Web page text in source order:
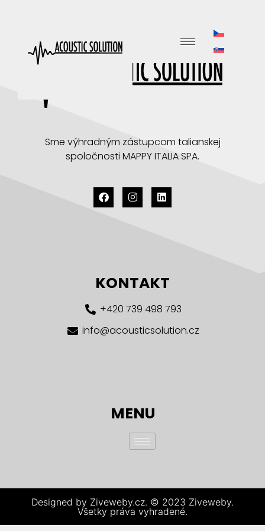
Sme výhradným zástupcom talianskej
spoločnosti MAPPY ITALIA SPA.
KONTAKT
+420 739 498 793
info@acousticsolution.cz
MENU
Designed by Ziveweby.cz. © 2023 Ziveweby.
Všetky práva vyhradené.